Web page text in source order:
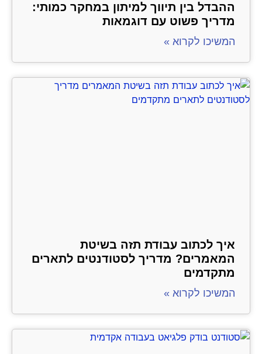
ההבדל בין תיווך למיתון במחקר כמותי:
מדריך פשוט עם דוגמאות
המשיכו לקרוא »
איך לכתוב עבודת תזה בשיטת
המאמרים? מדריך לסטודנטים לתארים
מתקדמים
המשיכו לקרוא »